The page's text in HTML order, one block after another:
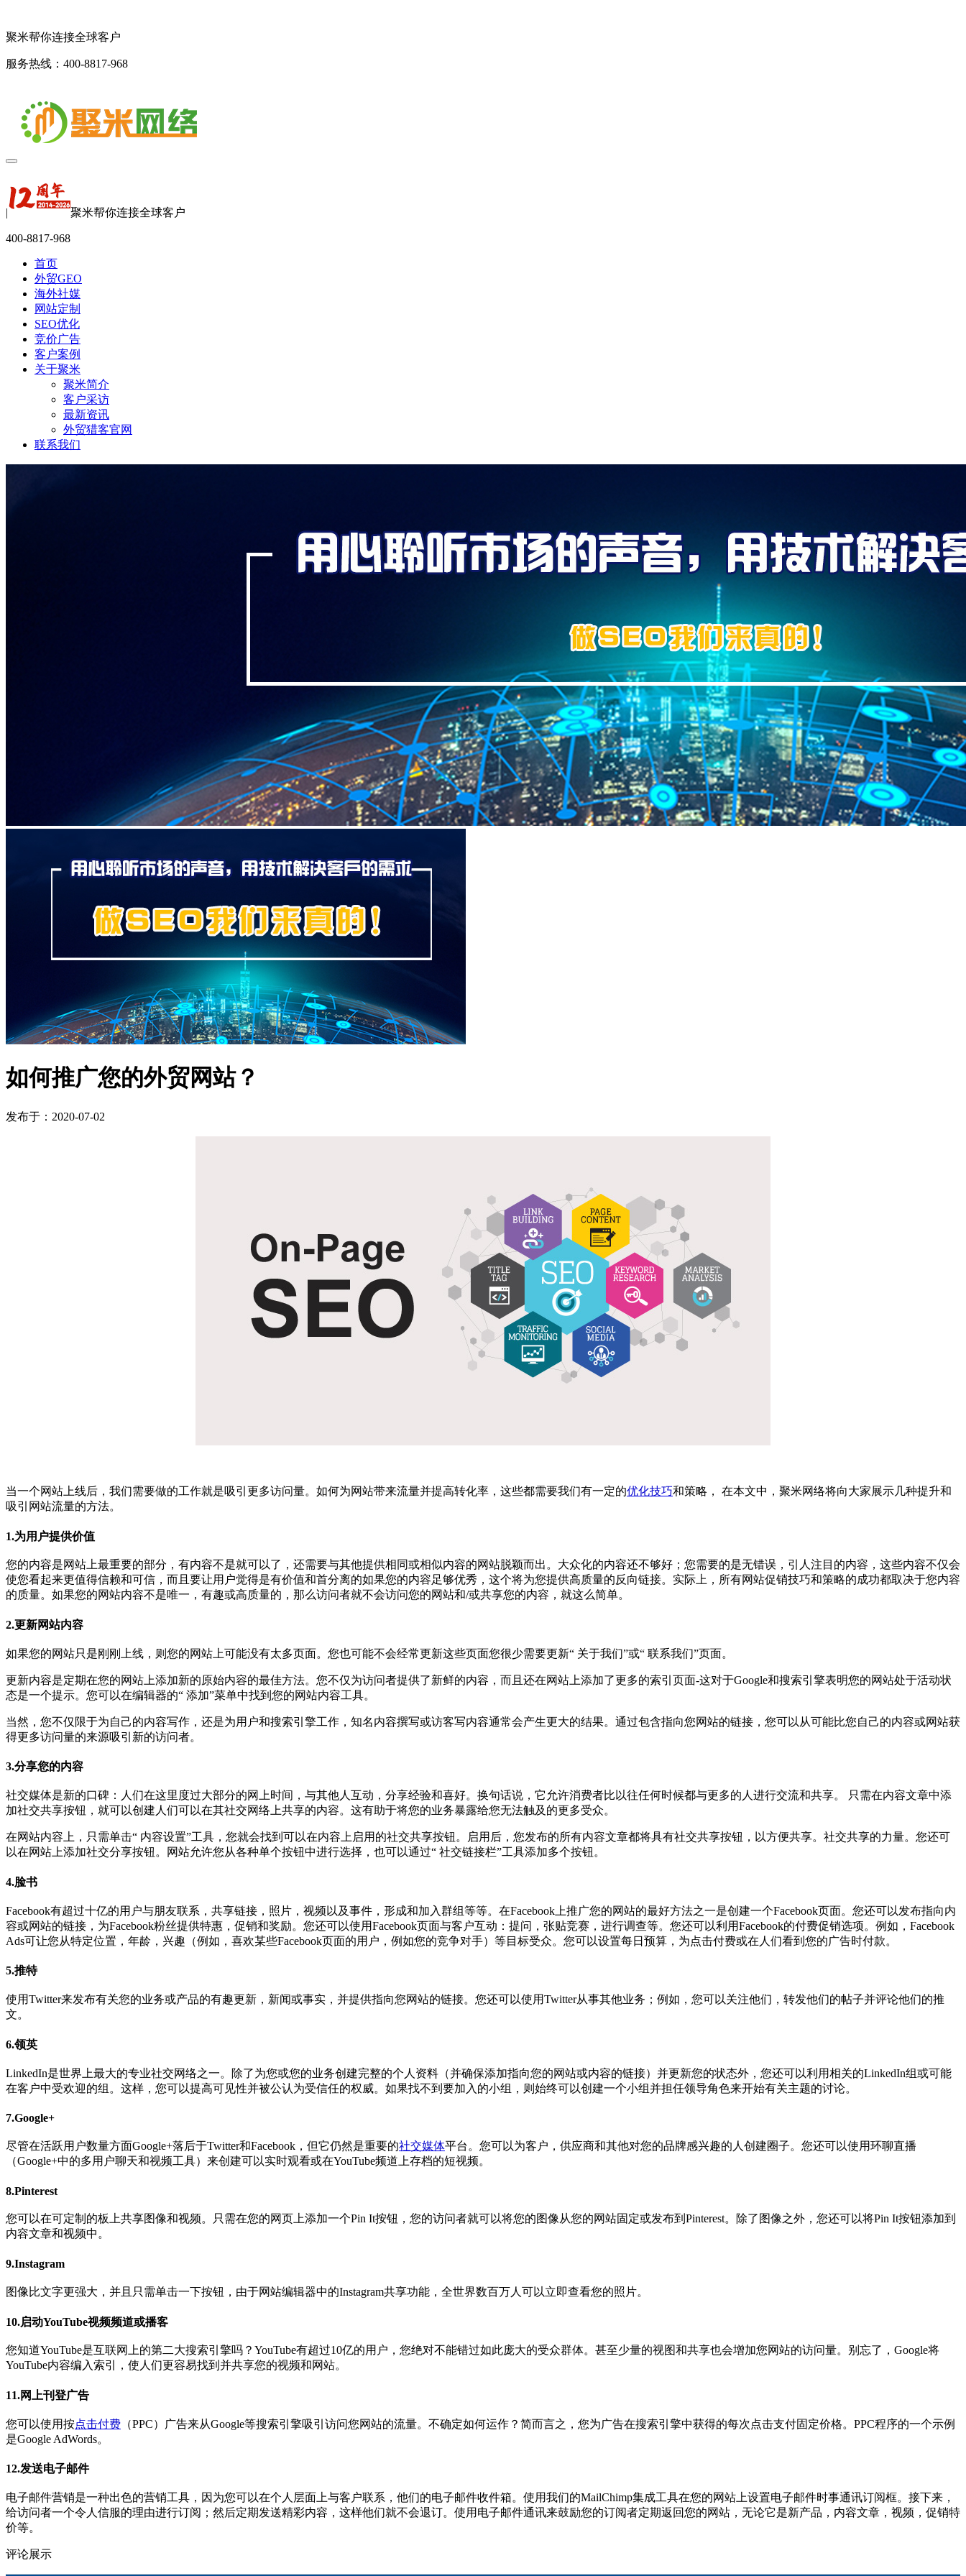
聚米帮你连接全球客户
服务热线：400-8817-968
| 聚米帮你连接全球客户
400-8817-968
首页
外贸GEO
海外社媒
网站定制
SEO优化
竞价广告
客户案例
关于聚米
聚米简介
客户采访
最新资讯
外贸猎客官网
联系我们
如何推广您的外贸网站？
发布于：2020-07-02
当一个网站上线后，我们需要做的工作就是吸引更多访问量。如何为网站带来流量并提高转化率，这些都需要我们有一定的优化技巧和策略， 在本文中，聚米网络将向大家展示几种提升和
吸引网站流量的方法。
1.为用户提供价值
您的内容是网站上最重要的部分，有内容不是就可以了，还需要与其他提供相同或相似内容的网站脱颖而出。大众化的内容还不够好；您需要的是无错误，引人注目的内容，这些内容不仅会
使您看起来更值得信赖和可信，而且要让用户觉得是有价值和首分离的如果您的内容足够优秀，这个将为您提供高质量的反向链接。实际上，所有网站促销技巧和策略的成功都取决于您内容
的质量。如果您的网站内容不是唯一，有趣或高质量的，那么访问者就不会访问您的网站和/或共享您的内容，就这么简单。
2.更新网站内容
如果您的网站只是刚刚上线，则您的网站上可能没有太多页面。您也可能不会经常更新这些页面您很少需要更新“ 关于我们”或“ 联系我们”页面。
更新内容是定期在您的网站上添加新的原始内容的最佳方法。您不仅为访问者提供了新鲜的内容，而且还在网站上添加了更多的索引页面-这对于Google和搜索引擎表明您的网站处于活动状
态是一个提示。您可以在编辑器的“ 添加”菜单中找到您的网站内容工具。
当然，您不仅限于为自己的内容写作，还是为用户和搜索引擎工作，知名内容撰写或访客写内容通常会产生更大的结果。通过包含指向您网站的链接，您可以从可能比您自己的内容或网站获
得更多访问量的来源吸引新的访问者。
3.分享您的内容
社交媒体是新的口碑：人们在这里度过大部分的网上时间，与其他人互动，分享经验和喜好。换句话说，它允许消费者比以往任何时候都与更多的人进行交流和共享。
只需在内容文章中添
加社交共享按钮，就可以创建人们可以在其社交网络上共享的内容。这有助于将您的业务暴露给您无法触及的更多受众。
在网站内容上，只需单击“ 内容设置”工具，您就会找到可以在内容上启用的社交共享按钮。启用后，您发布的所有内容文章都将具有社交共享按钮，以方便共享。 社交共享的力量。 您还可
以在网站上添加社交分享按钮。网站允许您从各种单个按钮中进行选择，也可以通过“ 社交链接栏”工具添加多个按钮。
4.脸书
Facebook有超过十亿的用户与朋友联系，共享链接，照片，视频以及事件，形成和加入群组等等。在Facebook上推广您的网站的最好方法之一是创建一个Facebook页面。您还可以发布指向内
容或网站的链接，为Facebook粉丝提供特惠，促销和奖励。您还可以使用Facebook页面与客户互动：提问，张贴竞赛，进行调查等。您还可以利用Facebook的付费促销选项。例如，Facebook
Ads可让您从特定位置，年龄，兴趣（例如，喜欢某些Facebook页面的用户，例如您的竞争对手）等目标受众。您可以设置每日预算，为点击付费或在人们看到您的广告时付款。
5.推特
使用Twitter来发布有关您的业务或产品的有趣更新，新闻或事实，并提供指向您网站的链接。您还可以使用Twitter从事其他业务；例如，您可以关注他们，转发他们的帖子并评论他们的推
文。
6.领英
LinkedIn是世界上最大的专业社交网络之一。除了为您或您的业务创建完整的个人资料（并确保添加指向您的网站或内容的链接）并更新您的状态外，您还可以利用相关的LinkedIn组或可能
在客户中受欢迎的组。这样，您可以提高可见性并被公认为受信任的权威。如果找不到要加入的小组，则始终可以创建一个小组并担任领导角色来开始有关主题的讨论。
7.Google+
尽管在活跃用户数量方面Google+落后于Twitter和Facebook，但它仍然是重要的社交媒体平台。您可以为客户，供应商和其他对您的品牌感兴趣的人创建圈子。您还可以使用环聊直播
（Google+中的多用户聊天和视频工具）来创建可以实时观看或在YouTube频道上存档的短视频。
8.Pinterest
您可以在可定制的板上共享图像和视频。只需在您的网页上添加一个Pin It按钮，您的访问者就可以将您的图像从您的网站固定或发布到Pinterest。除了图像之外，您还可以将Pin It按钮添加到
内容文章和视频中。
9.Instagram
图像比文字更强大，并且只需单击一下按钮，由于网站编辑器中的Instagram共享功能，全世界数百万人可以立即查看您的照片。
10.启动YouTube视频频道或播客
您知道YouTube是互联网上的第二大搜索引擎吗？YouTube有超过10亿的用户，您绝对不能错过如此庞大的受众群体。甚至少量的视图和共享也会增加您网站的访问量。别忘了，Google将
YouTube内容编入索引，使人们更容易找到并共享您的视频和网站。
11.网上刊登广告
您可以使用按点击付费 （PPC）广告来从Google等搜索引擎吸引访问您网站的流量。不确定如何运作？简而言之，您为广告在搜索引擎中获得的每次点击支付固定价格。PPC程序的一个示例
是Google AdWords。
12.发送电子邮件
电子邮件营销是一种出色的营销工具，因为您可以在个人层面上与客户联系，他们的电子邮件收件箱。使用我们的MailChimp集成工具在您的网站上设置电子邮件时事通讯订阅框。接下来，
给访问者一个令人信服的理由进行订阅；然后定期发送精彩内容，这样他们就不会退订。使用电子邮件通讯来鼓励您的订阅者定期返回您的网站，无论它是新产品，内容文章，视频，促销特
价等。
评论展示